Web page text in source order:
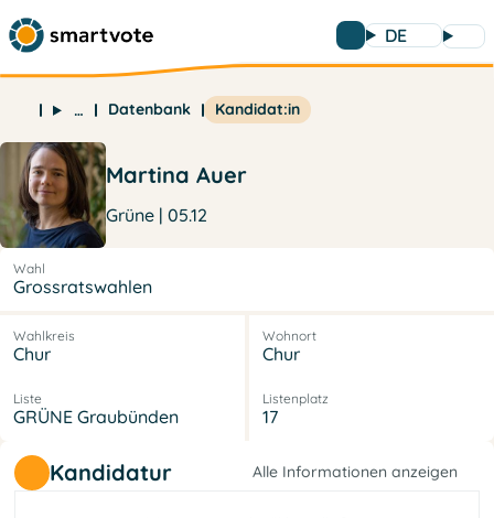
DE
… Datenbank Kandidat:in
Martina Auer
Grüne | 05.12
Wahl
Grossratswahlen
Wahlkreis
Chur
Wohnort
Chur
Liste
GRÜNE Graubünden
Listenplatz
17
Kandidatur Alle Informationen anzeigen